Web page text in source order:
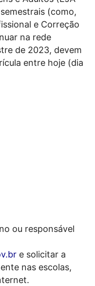
(como,
e Correção
na rede
de 2023, devem
entre hoje (dia
ou responsável
e solicitar a
nas escolas,